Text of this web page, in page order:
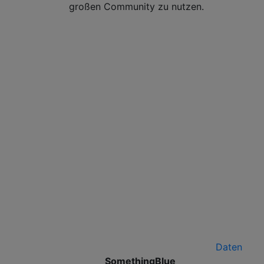
großen Community zu nutzen.
SomethingBlue
Daten